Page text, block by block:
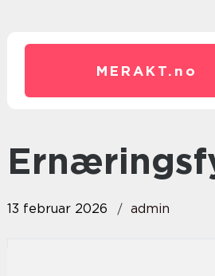
MERAKT. no
13 februar 2026 admin